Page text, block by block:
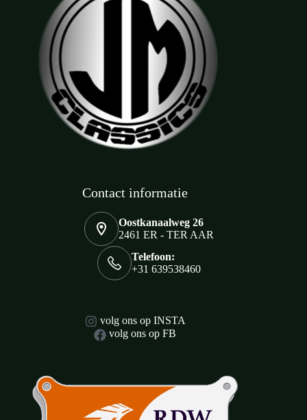
Contact informatie
Oostkanaalweg 26
2461 ER - TER AAR
Telefoon:
+31 639538460
volg ons op INSTA
volg ons op FB